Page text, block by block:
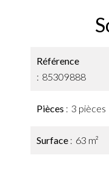
Référence
85309888
Pièces 3 pièces
Surface 63 m²